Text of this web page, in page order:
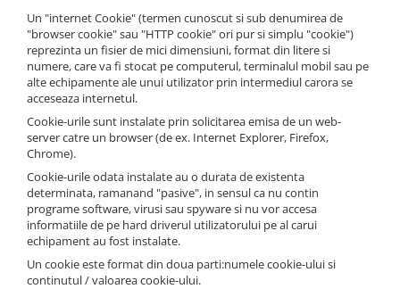
Un "internet Cookie" (termen cunoscut si sub denumirea de
"browser cookie" sau "HTTP cookie" ori pur si simplu "cookie")
reprezinta un fisier de mici dimensiuni, format din litere si
numere, care va fi stocat pe computerul, terminalul mobil sau pe
alte echipamente ale unui utilizator prin intermediul carora se
acceseaza internetul.
Cookie-urile sunt instalate prin solicitarea emisa de un web-
server catre un browser (de ex. Internet Explorer, Firefox,
Chrome).
Cookie-urile odata instalate au o durata de existenta
determinata, ramanand "pasive", in sensul ca nu contin
programe software, virusi sau spyware si nu vor accesa
informatiile de pe hard driverul utilizatorului pe al carui
echipament au fost instalate.
Un cookie este format din doua parti:numele cookie-ului si
continutul / valoarea cookie-ului.